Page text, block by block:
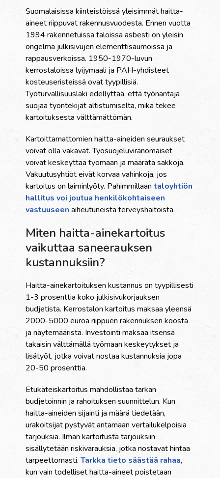
Suomalaisissa kiinteistöissä yleisimmät haitta-
aineet riippuvat rakennusvuodesta. Ennen vuotta
1994 rakennetuissa taloissa asbesti on yleisin
ongelma julkisivujen elementtisaumoissa ja
rappausverkoissa. 1950-1970-luvun
kerrostaloissa lyijymaali ja PAH-yhdisteet
kosteuseristeissä ovat tyypillisiä.
Työturvallisuuslaki edellyttää, että työnantaja
suojaa työntekijät altistumiselta, mikä tekee
kartoituksesta välttämättömän.
Kartoittamattomien haitta-aineiden seuraukset
voivat olla vakavat. Työsuojeluviranomaiset
voivat keskeyttää työmaan ja määrätä sakkoja.
Vakuutusyhtiöt eivät korvaa vahinkoja, jos
kartoitus on laiminlyöty. Pahimmillaantaloyhtiön
hallitus voi joutua henkilökohtaiseen
vastuuseen aiheutuneista terveyshaitoista.
Miten haitta-ainekartoitus
vaikuttaa saneerauksen
kustannuksiin?
Haitta-ainekartoituksen kustannus on tyypillisesti
1-3 prosenttia koko julkisivukorjauksen
budjetista. Kerrostalon kartoitus maksaa yleensä
2000-5000 euroa riippuen rakennuksen koosta
ja näytemääristä. Investointi maksaa itsensä
takaisin välttämällä työmaan keskeytykset ja
lisätyöt, jotka voivat nostaa kustannuksia jopa
20-50 prosenttia.
Etukäteiskartoitus mahdollistaa tarkan
budjetoinnin ja rahoituksen suunnittelun. Kun
haitta-aineiden sijainti ja määrä tiedetään,
urakoitsijat pystyvät antamaan vertailukelpoisia
tarjouksia. Ilman kartoitusta tarjouksiin
sisällytetään riskivarauksia, jotka nostavat hintaa
tarpeettomasti.Tarkka tieto säästää rahaa,
kun vain todelliset haitta-aineet poistetaan